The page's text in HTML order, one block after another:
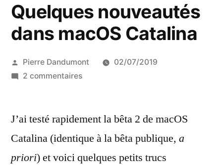
Quelques nouveautés
dans macOS Catalina
Publié
par
Pierre Dandumont
02/07/2019
2 commentairessur
dans
Catalina
J’ai testé rapidement la bêta 2 de macOS
Catalina (identique à la bêta publique, a
priori) et voici quelques petits trucs